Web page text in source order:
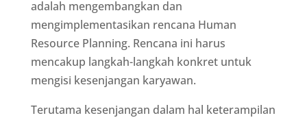
adalah mengembangkan dan
mengimplementasikan rencana Human
Resource Planning. Rencana ini harus
mencakup langkah-langkah konkret untuk
mengisi kesenjangan karyawan.
Terutama kesenjangan dalam hal keterampilan